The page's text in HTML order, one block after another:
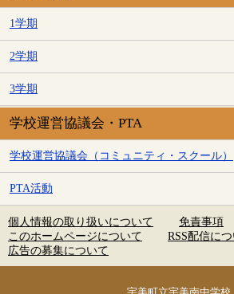
1学期
2学期
3学期
学校運営協議会・PTA
学校運営協議会（コミュニティ・スクール）
PTA活動
個人情報の取り扱いについて
免責事項
このホームページについて
RSS配信に
広告の募集について